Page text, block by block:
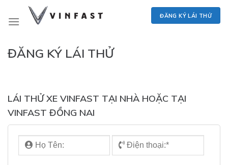
ĐĂNG KÝ LÁI THỬ
ĐĂNG KÝ LÁI THỬ
LÁI THỬ XE VINFAST TẠI NHÀ HOẶC TẠI
VINFAST ĐỒNG NAI